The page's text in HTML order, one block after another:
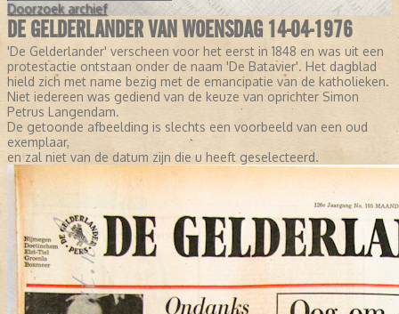
Doorzoek archief
DE GELDERLANDER VAN WOENSDAG 14-04-1976
'De Gelderlander' verscheen voor het eerst in 1848 en was uit een
protestactie ontstaan onder de naam 'De Batavier'. Het dagblad
hield zich met name bezig met de emancipatie van de katholieken.
Niet iedereen was gediend van de keuze van oprichter Simon
Petrus Langendam.
De getoonde afbeelding is slechts een voorbeeld van een oud
exemplaar,
en zal niet van de datum zijn die u heeft geselecteerd.